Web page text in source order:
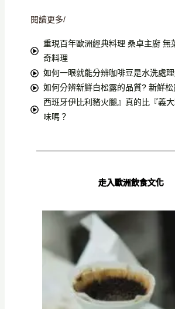
閱讀更多/
重現百年歐洲經典料理 桑卓主廚 無
奇料理
如何一眼就能分辨咖啡豆是水洗處
如何分辨新鮮白松露的品質? 新鮮
西班牙伊比利豬火腿』真的比『義
味嗎？
走入歐洲飲食文化